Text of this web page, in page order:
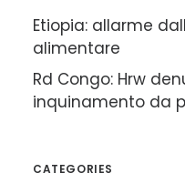
Etiopia: allarme
alimentare
Rd Congo: Hrw
inquinamento da
CATEGORIES